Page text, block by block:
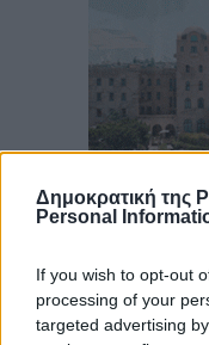
Δημοκρατική της
Personal
If you wish to opt-out
processing of your
targeted advertising